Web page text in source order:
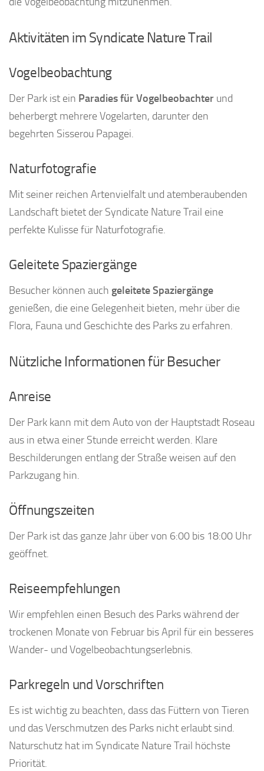
Aktivitäten im Syndicate Nature Trail
Vogelbeobachtung
Der Park ist ein Paradies für Vogelbeobachter und
beherbergt mehrere Vogelarten, darunter den
begehrten Sisserou Papagei.
Naturfotografie
Mit seiner reichen Artenvielfalt und atemberaubenden
Landschaft bietet der Syndicate Nature Trail eine
perfekte Kulisse für Naturfotografie.
Geleitete Spaziergänge
Besucher können auch geleitete Spaziergänge
genießen, die eine Gelegenheit bieten, mehr über die
Flora, Fauna und Geschichte des Parks zu erfahren.
Nützliche Informationen für Besucher
Anreise
Der Park kann mit dem Auto von der Hauptstadt Roseau
aus in etwa einer Stunde erreicht werden. Klare
Beschilderungen entlang der Straße weisen auf den
Parkzugang hin.
Öffnungszeiten
Der Park ist das ganze Jahr über von 6:00 bis 18:00 Uhr
geöffnet.
Reiseempfehlungen
Wir empfehlen einen Besuch des Parks während der
trockenen Monate von Februar bis April für ein besseres
Wander- und Vogelbeobachtungserlebnis.
Parkregeln und Vorschriften
Es ist wichtig zu beachten, dass das Füttern von Tieren
und das Verschmutzen des Parks nicht erlaubt sind.
Naturschutz hat im Syndicate Nature Trail höchste
Priorität.